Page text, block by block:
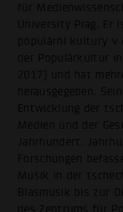
für
University Prag. Er
populární kultury v
der Populärkultur in
2017] und hat
herausgegeben.
Entwicklung der
Medien und der
Jahrhundert.
Forschungen
Musik in der
Blasmusik bis zur
des Zentrums für